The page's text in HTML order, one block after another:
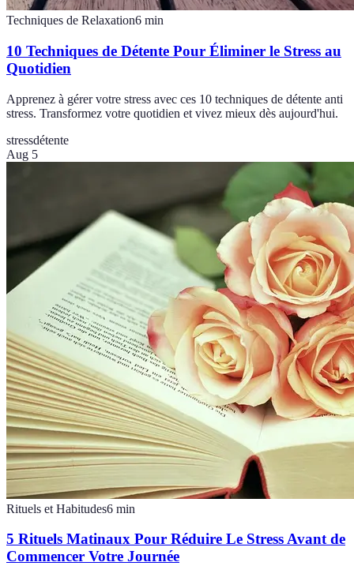
Techniques de Relaxation6 min
10 Techniques de Détente Pour Éliminer le Stress au
Quotidien
Apprenez à gérer votre stress avec ces 10 techniques de détente anti
stress. Transformez votre quotidien et vivez mieux dès aujourd'hui.
stressdétente
Aug 5
Rituels et Habitudes6 min
5 Rituels Matinaux Pour Réduire Le Stress Avant de
Commencer Votre Journée